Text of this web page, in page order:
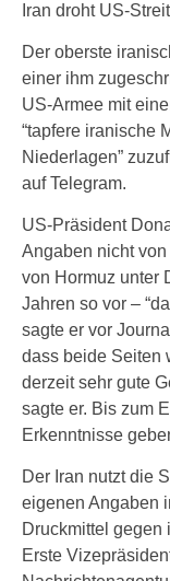
Iran droht US-
Der oberste
einer ihm
US-Armee mit
“tapfere iranische
Niederlagen”
auf Telegram.
US-Präsident
Angaben nicht
von Hormuz unter
Jahren so vor –
sagte er vor
dass beide Seiten
derzeit sehr gute
sagte er. Bis zum
Erkenntnisse
Der Iran nutzt die
eigenen Angaben
Druckmittel gegen
Erste